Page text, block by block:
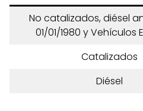
No catalizados, diésel
01/01/1980 y Vehículos
Catalizados
Diésel